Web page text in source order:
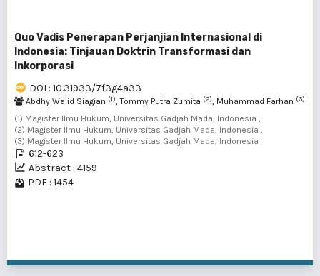
Quo Vadis Penerapan Perjanjian Internasional di
Indonesia: Tinjauan Doktrin Transformasi dan
Inkorporasi
DOI : 10.31933/7f3g4a33
Abdhy Walid Siagian (1), Tommy Putra Zumita (2), Muhammad Farhan (3)
(1) Magister Ilmu Hukum, Universitas Gadjah Mada, Indonesia ,
(2) Magister Ilmu Hukum, Universitas Gadjah Mada, Indonesia ,
(3) Magister Ilmu Hukum, Universitas Gadjah Mada, Indonesia
612-623
Abstract : 4159
PDF : 1454